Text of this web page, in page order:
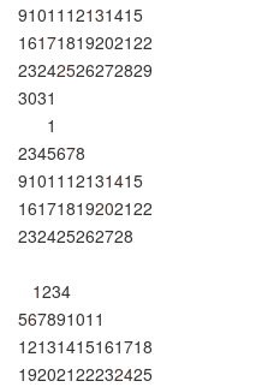
91011 12131415
16171819202122
23242526272829
3031
1
2345678
91011 12131415
16171819202122
232425262728
1234
567891011
12131415161718
19202122232425